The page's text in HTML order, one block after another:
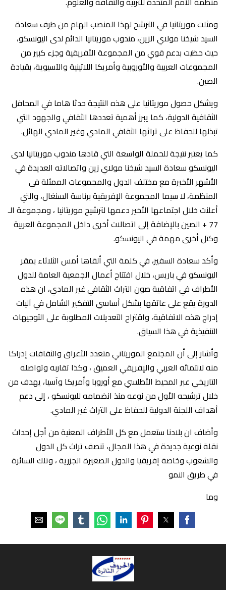
ومثلت موريتانيا في الترشح لهذا المنصب الهام من طرف سعادة
السيد شيخنا مولاي الزين، مندوب موريتانيا الدائم لدى اليونسكو،
حيث حظيت بدعم قوي من المجموعة الأفريقية وجزء كبير من
المجموعات العربية والأوروبية وأمريكا اللاتينية والآسيوية، بقيادة
الصين.
ويشكل حصول موريتانيا على هذه النتيجة حدثا هاما في المحافل
الثقافية الدولية، كما يبرز أهمية تعددها الثقافي والجهود التي
تبذلها للحفاظ على تراثها الثقافي المادي وغير المادي الهائل.
كما يعتبر نتيجة للحملة الواسعة التي قادها مندوب موريتانيا لدى
اليونسكو سعادة السيد شيخنا مولاي زين واتصالاته العديدة في
الأشهر الأخيرة مع مختلف الدول والمجموعات الممثلة في
المنظمة، لا سيما المجموعة الإفريقية برئاسة السنغال، والتي
أعلنت خلال اجتماعها الأخير دعمها لترشيح موريتانيا ، ومجموعة الـ
77 + الصين بالإضافة إلى اتصالات أخرى داخل المجموعة العربية
وكتل أخرى مهمة في اليونسكو.
وأكد سعادة السفير، في كلمة التي ألقاها أمس الثلاثاء بمقر
اليونسكو في باريس، خلال افتتاح أعمال الجمعية العامة للدول
الأطراف في اتفاقية صون التراث الثقافي غير المادي، ان هذه
الدورة يقع على عاتقها بشكل أساسي التفكير الشامل في آليات
إدراج هذه الاتفاقية، واقتراح التعديلات المطلوبة على التوجيهات
التنفيذية في هذا السياق.
وأشار إلى أن المجتمع الموريتاني متعدد الأعراق والثقافات إدراكا
منه لانتمائه العربي والإفريقي العميق ، وكذا تقاربه وتواصله
التاريخي عبر المحيط الأطلسي مع أوروبا وأمريكا وآسيا، يهدف من
خلال ترشيحه الأول من نوعه منذ انضمامه لليونسكو ، إلى دعم
أهداف اللجنة الدولية للحفاظ على التراث غير المادي.
وأضاف ان بلادنا ستعمل مع كل الأطراف المعنية من أجل إحداث
نقلة نوعية جديدة في هذا المجال، تنصف تراث كل الدول
والشعوب وخاصة إفريقيا والدول الصغيرة الجزرية ، وتلك السائرة
في طريق النمو
وما